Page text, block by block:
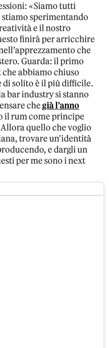
«Siamo tutti
sperimentando
e il nostro
finirà per arricchire
che
Guarda: il primo
abbiamo chiuso
di solito è il più difficile.
bar industry si stanno
chegià l’anno
il rum come principe
quello che voglio
trovare un’identità
e dargli un
per me sono i next